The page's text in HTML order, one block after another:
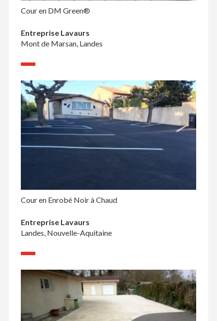
Cour en DM Green®
Entreprise Lavaurs
Mont de Marsan, Landes
Cour en Enrobé Noir à Chaud
Entreprise Lavaurs
Landes, Nouvelle-Aquitaine